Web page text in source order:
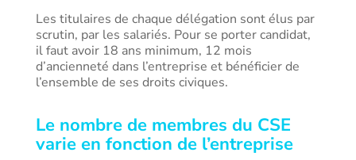
Les titulaires de chaque délégation sont élus par
scrutin, par les salariés. Pour se porter candidat,
il faut avoir 18 ans minimum, 12 mois
d’ancienneté dans l’entreprise et bénéficier de
l’ensemble de ses droits civiques.
Le nombre de membres du CSE
varie en fonction de l’entreprise